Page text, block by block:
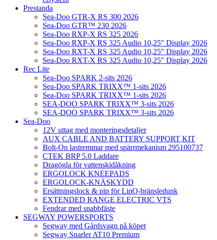
Prestanda
Sea-Doo GTR-X RS 300 2026
Sea-Doo GTR™ 230 2026
Sea-Doo RXP-X RS 325 2026
Sea-Doo RXP-X RS 325 Audio 10,25″ Display 2026
Sea-Doo RXT-X RS 325 Audio 10,25″ Display 2026
Sea-Doo RXT-X RS 325 Audio 10,25″ Display 2026
Rec Lite
Sea-Doo SPARK 2-sits 2026
Sea-Doo SPARK TRIXX™ 1-sits 2026
Sea-Doo SPARK TRIXX™ 1-sits 2026
SEA-DOO SPARK TRIXX™ 3-sits 2026
SEA-DOO SPARK TRIXX™ 3-sits 2026
Sea-Doo
12V uttag med monteringsdetaljer
AUX CABLE AND BATTERY SUPPORT KIT
Bolt-On lastremmar med spärrmekanism 295100737
CTEK BRP 5.0 Laddare
Dragögla för vattenskidåkning
ERGOLOCK KNEEPADS
ERGOLOCK-KNÄSKYDD
Ersättningslock & pip för LinQ-bränsledunk
EXTENDED RANGE ELECTRIC VTS
Fendrar med snabbfäste
SEGWAY POWERSPORTS
Segway med Gårdsvagn på köpet
Segway Snarler AT10 Premium